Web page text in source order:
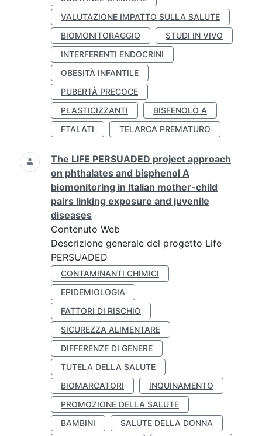
VALUTAZIONE IMPATTO SULLA SALUTE
BIOMONITORAGGIO
STUDI IN VIVO
INTERFERENTI ENDOCRINI
OBESITÀ INFANTILE
PUBERTÀ PRECOCE
PLASTICIZZANTI
BISFENOLO A
FTALATI
TELARCA PREMATURO
The LIFE PERSUADED project approach
on phthalates and bisphenol A
biomonitoring in Italian mother-child
pairs linking exposure and juvenile
diseases
Contenuto Web
Descrizione generale del progetto Life
PERSUADED
CONTAMINANTI CHIMICI
EPIDEMIOLOGIA
FATTORI DI RISCHIO
SICUREZZA ALIMENTARE
DIFFERENZE DI GENERE
TUTELA DELLA SALUTE
BIOMARCATORI
INQUINAMENTO
PROMOZIONE DELLA SALUTE
BAMBINI
SALUTE DELLA DONNA